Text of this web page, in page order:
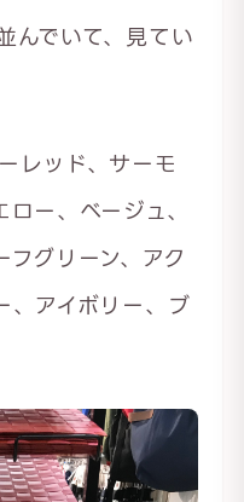
んでいて、見てい
レッド、サーモ
ー、ベージュ、
フグリーン、アク
、アイボリー、ブ